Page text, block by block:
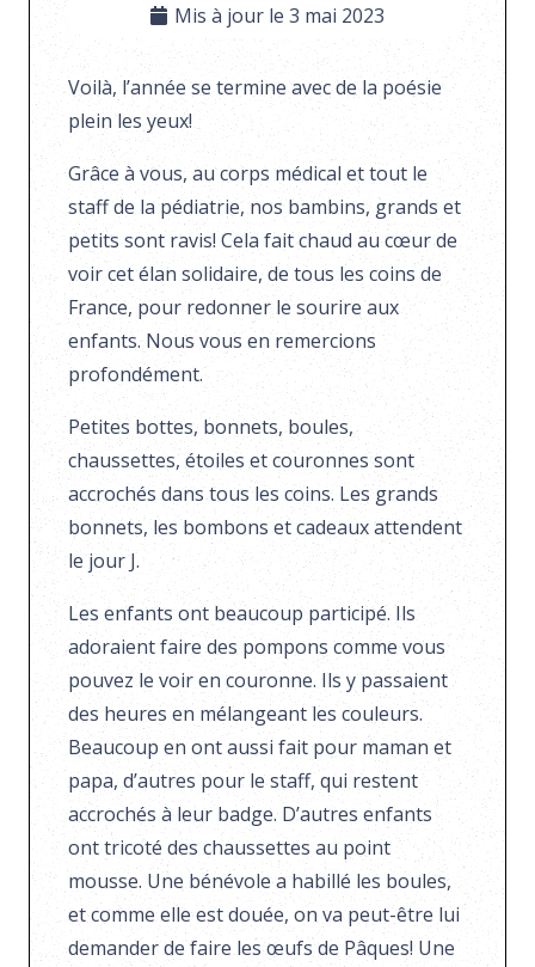
Mis à jour le3 mai 2023
Voilà, l’année se termine avec de la poésie
plein les yeux!
Grâce à vous, au corps médical et tout le
staff de la pédiatrie, nos bambins, grands et
petits sont ravis! Cela fait chaud au cœur de
voir cet élan solidaire, de tous les coins de
France, pour redonner le sourire aux
enfants. Nous vous en remercions
profondément.
Petites bottes, bonnets, boules,
chaussettes, étoiles et couronnes sont
accrochés dans tous les coins. Les grands
bonnets, les bombons et cadeaux attendent
le jour J.
Les enfants ont beaucoup participé. Ils
adoraient faire des pompons comme vous
pouvez le voir en couronne. Ils y passaient
des heures en mélangeant les couleurs.
Beaucoup en ont aussi fait pour maman et
papa, d’autres pour le staff, qui restent
accrochés à leur badge. D’autres enfants
ont tricoté des chaussettes au point
mousse. Une bénévole a habillé les boules,
et comme elle est douée, on va peut-être lui
demander de faire les œufs de Pâques! Une